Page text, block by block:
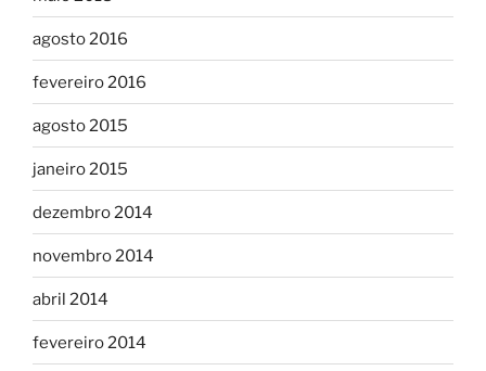
agosto 2016
fevereiro 2016
agosto 2015
janeiro 2015
dezembro 2014
novembro 2014
abril 2014
fevereiro 2014